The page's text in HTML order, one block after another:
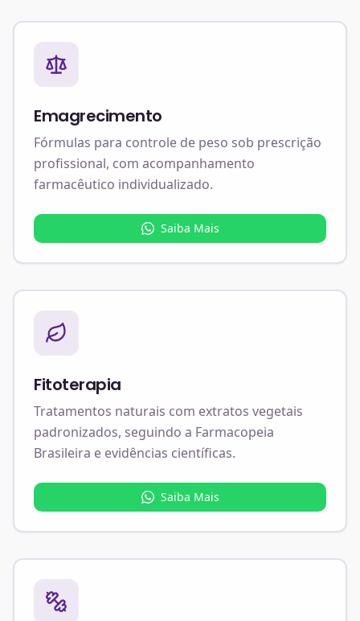
Emagrecimento
Fórmulas para controle de peso sob prescrição
profissional, com acompanhamento
farmacêutico individualizado.
Saiba Mais
Fitoterapia
Tratamentos naturais com extratos vegetais
padronizados, seguindo a Farmacopeia
Brasileira e evidências científicas.
Saiba Mais